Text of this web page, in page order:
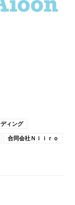
ィング
合同会社Ｎｉｉｒｏ